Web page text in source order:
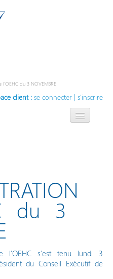
l'OEHC du 3 NOVEMBRE
client : se connecter | s'inscrire
Contact
Innovation
du 3
l'OEHC s'est tenu lundi 3
du Conseil Exécutif de